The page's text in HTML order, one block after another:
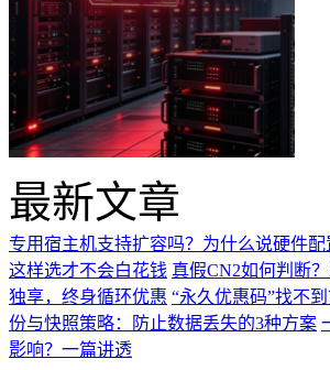
最新文章
专用宿主机支持扩容吗？为什么说硬件配
这样选才不会白花钱 真假CN2如何判断
独享，终身循环优惠 “永久优惠码”找不
份与快照策略：防止数据丢失的3种方案
影响？一篇讲透